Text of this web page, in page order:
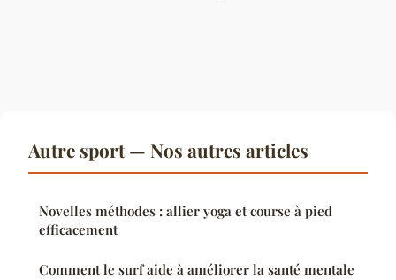
Autre sport — Nos autres articles
Novelles méthodes : allier yoga et course à pied
efficacement
Comment le surf aide à améliorer la santé mentale